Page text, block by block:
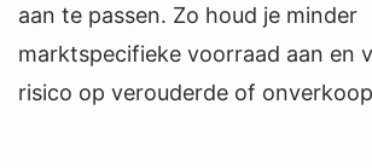
aan te passen. Zo houd je minder
marktspecifieke voorraad aan en
risico op verouderde of